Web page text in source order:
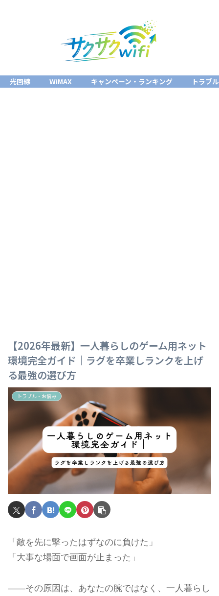
光回線 WiMAX キャンペーン・ランキング トラブ
【2026年最新】一人暮らしのゲーム用ネット
環境完全ガイド｜ラグを卒業しランクを上げ
る最強の選び方
トラブル・お悩み
「敵を先に撃ったはずなのに負けた」
「大事な場面で画面が止まった」
――その原因は、あなたの腕ではなく、一人暮らし